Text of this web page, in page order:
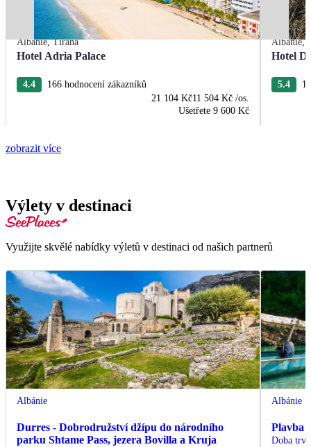
Albánie,Tirana
Hotel Adria Palace
4.4
166 hodnocení zákazníků
21 104 Kč11 504 Kč /os.
Ušetřete 9 600 Kč
Albánie,
Hotel
5.4
zobrazit více
Výlety v destinaci
Využijte skvělé nabídky výletů v destinaci od našich partnerů
Albánie
Durres - Dobrodružství džípu do národního
parku Shtame Pass, jezera Bovilla a Kruja
Albánie
Plavba
Doba